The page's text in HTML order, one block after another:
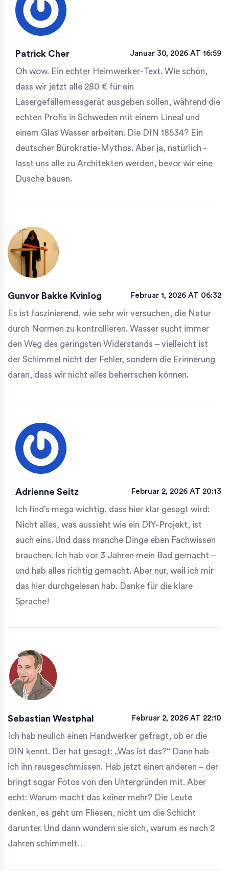
Patrick Cher Januar 30, 2026 AT 16:59
Oh wow. Ein echter Heimwerker-Text. Wie schön,
dass wir jetzt alle 280 € für ein
Lasergefällemessgerät ausgeben sollen, während die
echten Profis in Schweden mit einem Lineal und
einem Glas Wasser arbeiten. Die DIN 18534? Ein
deutscher Bürokratie-Mythos. Aber ja, natürlich -
lasst uns alle zu Architekten werden, bevor wir eine
Dusche bauen.
Gunvor Bakke Kvinlog Februar 1, 2026 AT 06:32
Es ist faszinierend, wie sehr wir versuchen, die Natur
durch Normen zu kontrollieren. Wasser sucht immer
den Weg des geringsten Widerstands – vielleicht ist
der Schimmel nicht der Fehler, sondern die Erinnerung
daran, dass wir nicht alles beherrschen können.
Adrienne Seitz Februar 2, 2026 AT 20:13
Ich find’s mega wichtig, dass hier klar gesagt wird:
Nicht alles, was aussieht wie ein DIY-Projekt, ist
auch eins. Und dass manche Dinge eben Fachwissen
brauchen. Ich hab vor 3 Jahren mein Bad gemacht –
und hab alles richtig gemacht. Aber nur, weil ich mir
das hier durchgelesen hab. Danke für die klare
Sprache!
Sebastian Westphal Februar 2, 2026 AT 22:10
Ich hab neulich einen Handwerker gefragt, ob er die
DIN kennt. Der hat gesagt: „Was ist das?“ Dann hab
ich ihn rausgeschmissen. Hab jetzt einen anderen – der
bringt sogar Fotos von den Untergründen mit. Aber
echt: Warum macht das keiner mehr? Die Leute
denken, es geht um Fliesen, nicht um die Schicht
darunter. Und dann wundern sie sich, warum es nach 2
Jahren schimmelt…